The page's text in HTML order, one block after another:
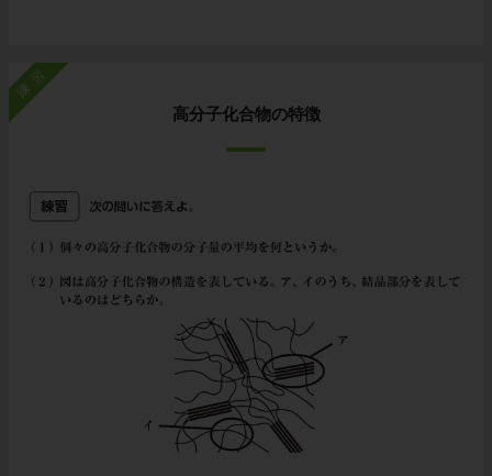
練習
高分子化合物の特徴